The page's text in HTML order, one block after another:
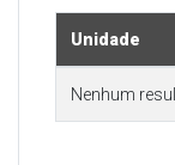
Unidade
Nenhum